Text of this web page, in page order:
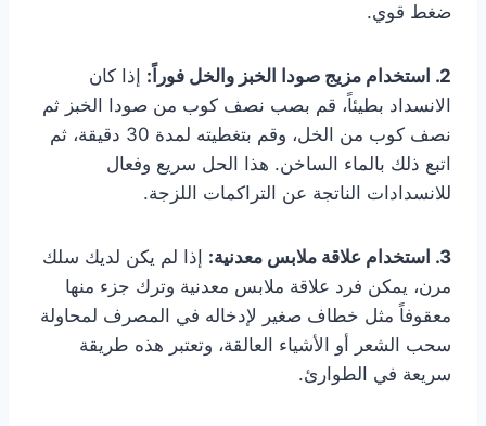
ضغط قوي.
2. استخدام مزيج صودا الخبز والخل فوراً:
إذا كان
الانسداد بطيئاً، قم بصب نصف كوب من صودا الخبز ثم
نصف كوب من الخل، وقم بتغطيته لمدة 30 دقيقة، ثم
اتبع ذلك بالماء الساخن. هذا الحل سريع وفعال
للانسدادات الناتجة عن التراكمات اللزجة.
3. استخدام علاقة ملابس معدنية:
إذا لم يكن لديك سلك
مرن، يمكن فرد علاقة ملابس معدنية وترك جزء منها
معقوفاً مثل خطاف صغير لإدخاله في المصرف لمحاولة
سحب الشعر أو الأشياء العالقة، وتعتبر هذه طريقة
سريعة في الطوارئ.